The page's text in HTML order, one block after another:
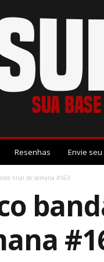
Resenhas Envie
final de semana #163